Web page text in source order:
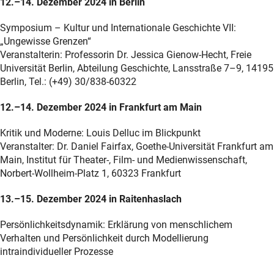
Symposium – Kultur und Internationale Geschichte VII:
„Ungewisse Grenzen“
Veranstalterin: Professorin Dr. Jessica Gienow-Hecht, Freie
Universität Berlin, Abteilung Geschichte, Lansstraße 7–9, 14195
Berlin, Tel.: (+49) 30/838-60322
12.–14. Dezember 2024 in Frankfurt am Main
Kritik und Moderne: Louis Delluc im Blickpunkt
Veranstalter: Dr. Daniel Fairfax, Goethe-Universität Frankfurt am
Main, Institut für Theater-, Film- und Medienwissenschaft,
Norbert-Wollheim-Platz 1, 60323 Frankfurt
13.–15. Dezember 2024 in Raitenhaslach
Persönlichkeitsdynamik: Erklärung von menschlichem
Verhalten und Persönlichkeit durch Modellierung
intraindividueller Prozesse